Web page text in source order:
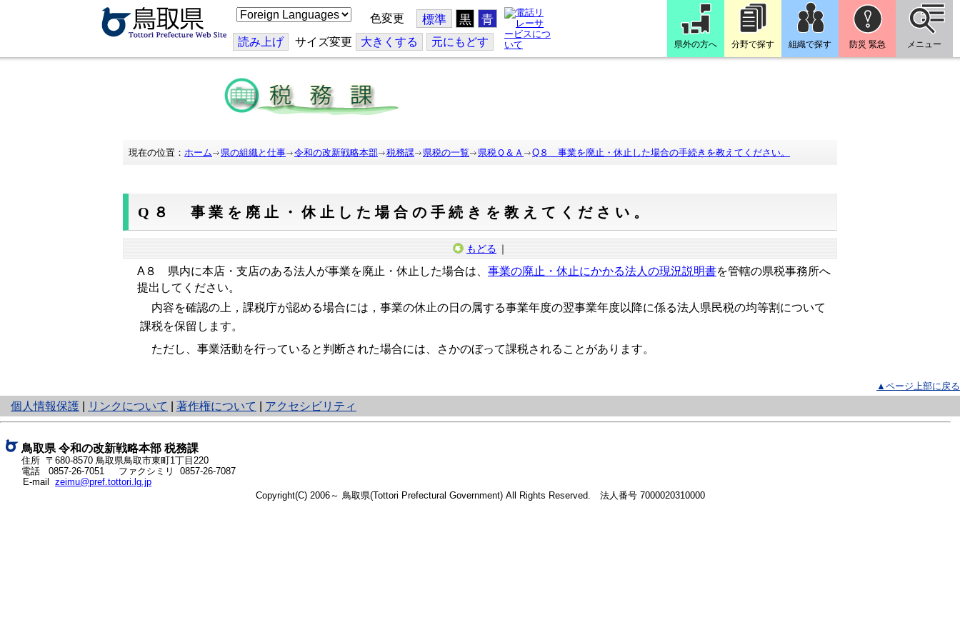
こ
の
ジ
を
訳
す
る
色変更 標準 黒 青
読み上げ サイズ変更 大きくする 元にもどす 県外の方へ 分野で探す 組織で探す 防災 緊急 メニュー
現在の位置： ホーム 県の組織と仕事 令和の改新戦略本部 税務課 県税の一覧 県税Ｑ＆Ａ Q８ 事業を廃止・休止した場合の手続きを教えてください。
Q８ 事業を廃止・休止した場合の手続きを教えてください。
もどる ｜
A８ 県内に本店・支店のある法人が事業を廃止・休止した場合は、 事業の廃止・休止にかかる法人の現況説明書を管轄の県税事務所へ
提出してください。
内容を確認の上，課税庁が認める場合には，事業の休止の日の属する事業年度の翌事業年度以降に係る法人県民税の均等割について
課税を保留します。
ただし、事業活動を行っていると判断された場合には、さかのぼって課税されることがあります。
▲ページ上部に戻る
個人情報保護
と
り
ッ
ト
へ
の
リンクについて 著作権について アクセシビリティ
鳥取県 令和の改新戦略本部 税務課
住所 〒680-8570 鳥取県鳥取市東町1丁目220
電話 0857-26-7051
ファクシミリ 0857-26-7087
E-mail zeimu@pref.tottori.lg.jp
Copyright(C) 2006～ 鳥取県(Tottori Prefectural Government) All Rights Reserved. 法人番号 7000020310000